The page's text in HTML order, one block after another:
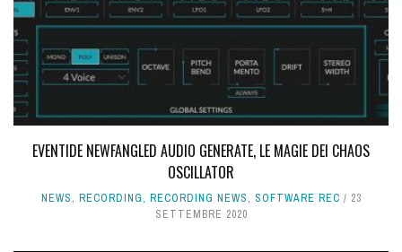
EVENTIDE NEWFANGLED AUDIO GENERATE, LE MAGIE DEI CHAOS
OSCILLATOR
NEWS, RECORDING, RECORDING NEWS, SOFTWARE REC
23
SETTEMBRE 2020